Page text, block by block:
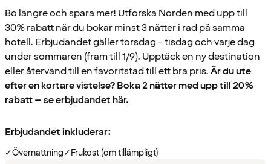
Bo längre och spara mer! Utforska Norden med upp till
30% rabatt när du bokar minst 3 nätter i rad på samma
hotell. Erbjudandet gäller torsdag - tisdag och varje dag
under sommaren (fram till 1/9). Upptäck en ny destination
eller återvänd till en favoritstad till ett bra pris.Är du ute
efter en kortare vistelse? Boka 2 nätter med upp till 20%
rabatt –se erbjudandet här.
Erbjudandet inkluderar:
✓Övernattning✓Frukost (om tillämpligt)